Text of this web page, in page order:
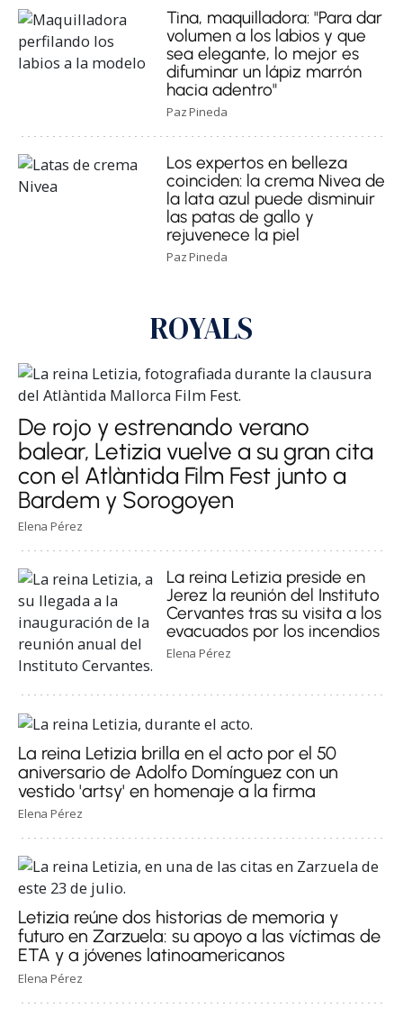
Tina, maquilladora: "Para dar
volumen a los labios y que
sea elegante, lo mejor es
difuminar un lápiz marrón
hacia adentro"
Paz Pineda
Los expertos en belleza
coinciden: la crema Nivea de
la lata azul puede disminuir
las patas de gallo y
rejuvenece la piel
Paz Pineda
ROYALS
De rojo y estrenando verano
balear, Letizia vuelve a su gran cita
con el Atlàntida Film Fest junto a
Bardem y Sorogoyen
Elena Pérez
La reina Letizia preside en
Jerez la reunión del Instituto
Cervantes tras su visita a los
evacuados por los incendios
Elena Pérez
La reina Letizia brilla en el acto por el 50
aniversario de Adolfo Domínguez con un
vestido 'artsy' en homenaje a la firma
Elena Pérez
Letizia reúne dos historias de memoria y
futuro en Zarzuela: su apoyo a las víctimas de
ETA y a jóvenes latinoamericanos
Elena Pérez